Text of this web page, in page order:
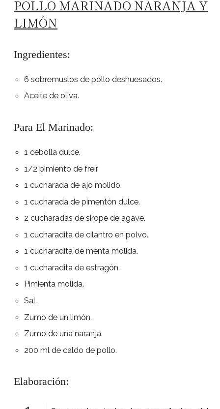
POLLO MARINADO NARANJA Y
LIMÓN
Ingredientes:
6 sobremuslos de pollo deshuesados.
Aceite de oliva.
Para El Marinado:
1 cebolla dulce.
1/2 pimiento de freír.
1 cucharada de ajo molido.
1 cucharada de pimentón dulce.
2 cucharadas de sirope de agave.
1 cucharadita de cilantro en polvo.
1 cucharadita de menta molida.
1 cucharadita de estragón.
Pimienta molida.
Sal.
Zumo de un limón.
Zumo de una naranja.
200 ml de caldo de pollo.
Elaboración: